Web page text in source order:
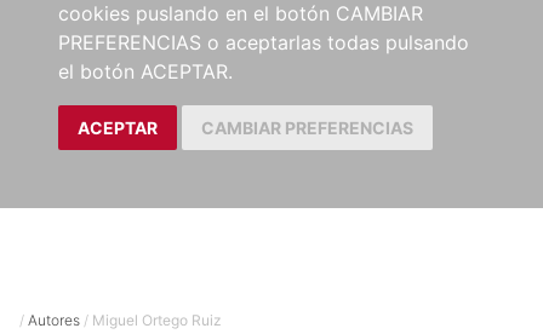
cookies puslando en el botón CAMBIAR
PREFERENCIAS o aceptarlas todas pulsando
el botón ACEPTAR.
ACEPTAR CAMBIAR PREFERENCIAS
/ Autores / Miguel Ortego Ruiz